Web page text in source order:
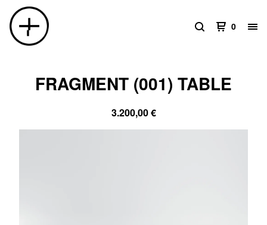
0
FRAGMENT (001) TABLE
3.200,00€